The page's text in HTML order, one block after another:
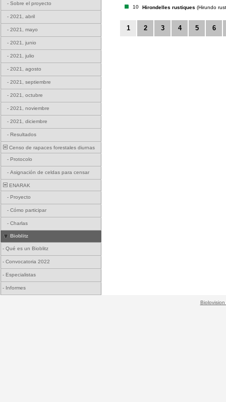
- Sobre el proyecto
- 2021, abril
- 2021, mayo
- 2021, junio
- 2021, julio
- 2021, agosto
- 2021, septiembre
- 2021, octubre
- 2021, noviembre
- 2021, diciembre
- Resultados
Censo de rapaces forestales diurnas
- Protocolo
- Asignación de celdas para censar
ENARAK
- Proyecto
- Cómo participar
- Charlas
Bioblitz
- Qué es un Bioblitz
- Convocatoria 2022
- Especialistas
- Informes
10
Hirondelles rustiques (Hirundo
1 2 3 4 5 6
Biolovision